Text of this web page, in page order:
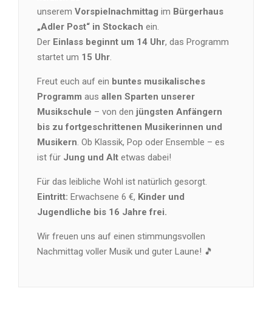
unserem Vorspielnachmittag im Bürgerhaus
„Adler Post“ in Stockach ein.
Der Einlass beginnt um 14 Uhr, das Programm
startet um 15 Uhr.
Freut euch auf ein buntes musikalisches
Programm aus allen Sparten unserer
Musikschule – von den jüngsten Anfängern
bis zu fortgeschrittenen Musikerinnen und
Musikern. Ob Klassik, Pop oder Ensemble – es
ist für Jung und Alt etwas dabei!
Für das leibliche Wohl ist natürlich gesorgt.
Eintritt: Erwachsene 6 €, Kinder und
Jugendliche bis 16 Jahre frei.
Wir freuen uns auf einen stimmungsvollen
Nachmittag voller Musik und guter Laune! 🎵